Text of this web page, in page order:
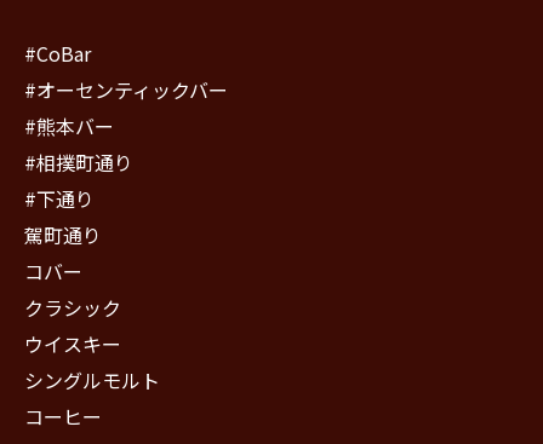
#CoBar
#オーセンティックバー
#熊本バー
#相撲町通り
#下通り
駕町通り
コバー
クラシック
ウイスキー
シングルモルト
コーヒー